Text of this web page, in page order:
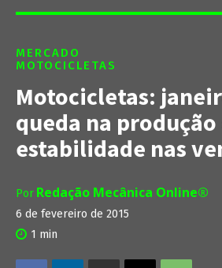
MERCADO
MOTOCICLETAS
Motocicletas:
queda na produção
estabilidade nas
Por Redação Mecânica Online®
6 de fevereiro de 2015
1 min